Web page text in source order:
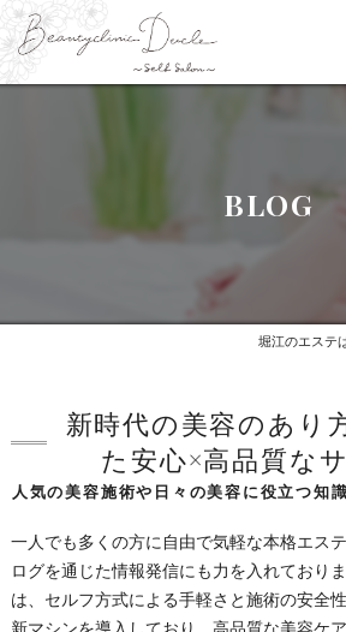
BLOG
堀江のエステ
新時代の美容のあり
た安心×高品質な
人気の美容施術や日々の美容に役立つ知
一人でも多くの方に自由で気軽な本格エス
ログを通じた情報発信にも力を入れており
は、セルフ方式による手軽さと施術の安全